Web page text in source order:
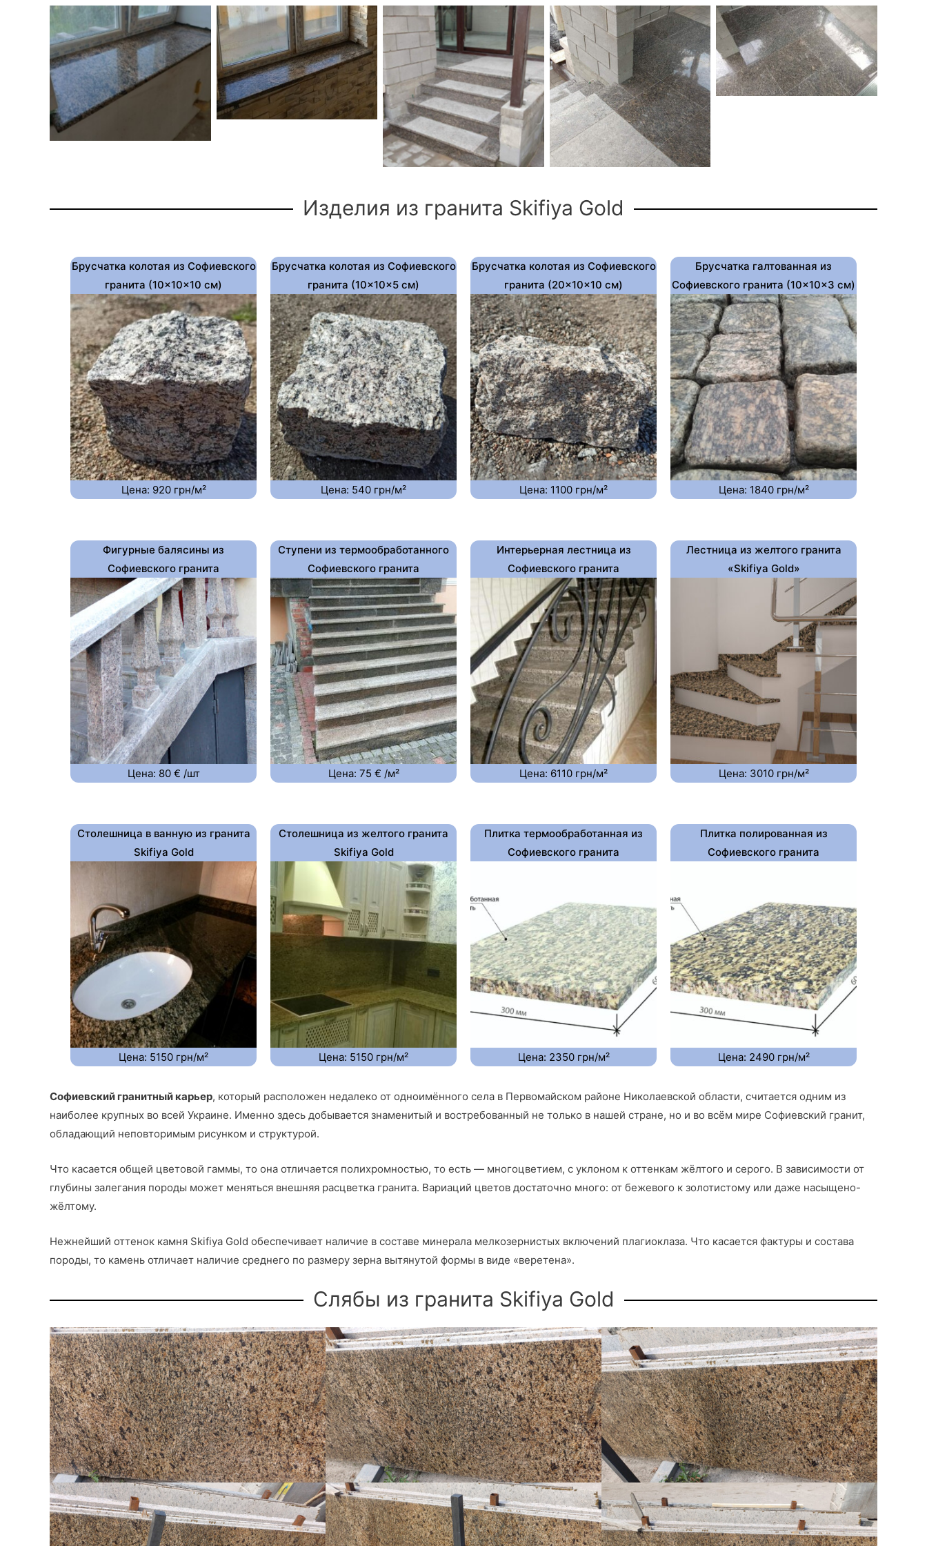
Изделия из гранита Skifiya Gold
Брусчатка колотая из Софиевского
гранита (10×10×10 см)
Цена: 920 грн/м²
Брусчатка колотая из Софиевского
гранита (10×10×5 см)
Цена: 540 грн/м²
Брусчатка колотая из Софиевского
гранита (20×10×10 см)
Цена: 1100 грн/м²
Брусчатка галтованная из
Софиевского гранита (10×10×3 см)
Цена: 1840 грн/м²
Фигурные балясины из
Софиевского гранита
Цена: 80 € /шт
Ступени из термообработанного
Софиевского гранита
Цена: 75 € /м²
Интерьерная лестница из
Софиевского гранита
Цена: 6110 грн/м²
Лестница из желтого гранита
«Skifiya Gold»
Цена: 3010 грн/м²
Столешница в ванную из гранита
Skifiya Gold
Цена: 5150 грн/м²
Столешница из желтого гранита
Skifiya Gold
Цена: 5150 грн/м²
Плитка термообработанная из
Софиевского гранита
Цена: 2350 грн/м²
Плитка полированная из
Софиевского гранита
Цена: 2490 грн/м²
Софиевский гранитный карьер, который расположен недалеко от одноимённого села в Первомайском районе Николаевской области, считается одним из
наиболее крупных во всей Украине. Именно здесь добывается знаменитый и востребованный не только в нашей стране, но и во всём мире Софиевский гранит,
обладающий неповторимым рисунком и структурой.
Что касается общей цветовой гаммы, то она отличается полихромностью, то есть — многоцветием, с уклоном к оттенкам жёлтого и серого. В зависимости от
глубины залегания породы может меняться внешняя расцветка гранита. Вариаций цветов достаточно много: от бежевого к золотистому или даже насыщено-
жёлтому.
Нежнейший оттенок камня Skifiya Gold обеспечивает наличие в составе минерала мелкозернистых включений плагиоклаза. Что касается фактуры и состава
породы, то камень отличает наличие среднего по размеру зерна вытянутой формы в виде «веретена».
Слябы из гранита Skifiya Gold